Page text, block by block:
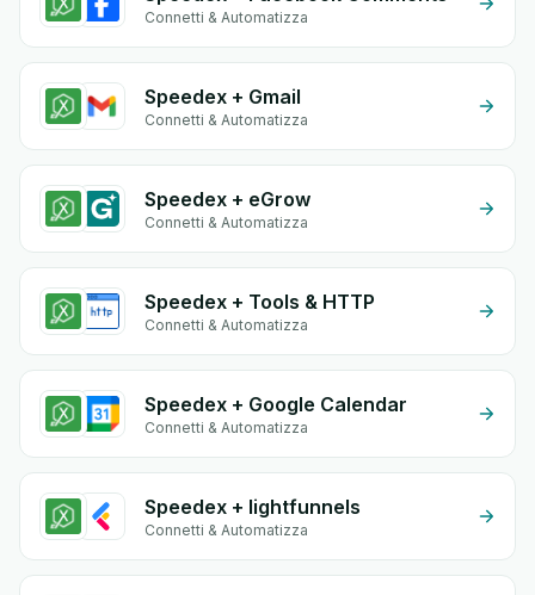
Connetti & Automatizza
Speedex + Gmail
Connetti & Automatizza
Speedex + eGrow
Connetti & Automatizza
Speedex + Tools & HTTP
Connetti & Automatizza
Speedex + Google Calendar
Connetti & Automatizza
Speedex + lightfunnels
Connetti & Automatizza